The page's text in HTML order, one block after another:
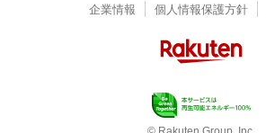
企業情報 個人情報保護方針